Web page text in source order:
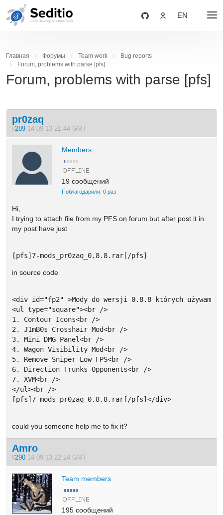
EN
Главная Форумы Team work
Bug reports
Forum, problems with parse [pfs]
Forum, problems with parse [pfs]
pr0zaq
#289 14-09-13 21:44 GMT
Members
19 сообщений
Поблагодарили: 0 раз
Hi,
I trying to attach file from my PFS on forum but after post it in
my post have just
[pfs]7-mods_pr0zaq_0.8.8.rar[/pfs]
in source code
<div id="fp2" >Mody do wersji 0.8.8 których
<ul type="square"><br />
1. Contour Icons<br />
2. J1mB0s Crosshair Mod<br />
3. Mini DMG Panel<br />
4. Wagon Visibility Mod<br />
5. Remove Sniper Low FPS<br />
6. Direction Trunks Opponents<br />
7. XVM<br />
</ul><br />
[pfs]7-mods_pr0zaq_0.8.8.rar[/pfs]</div>
could you someone help me to fix it?
Amro
#290 14-09-13 22:24 GMT
Team members
195 сообщений